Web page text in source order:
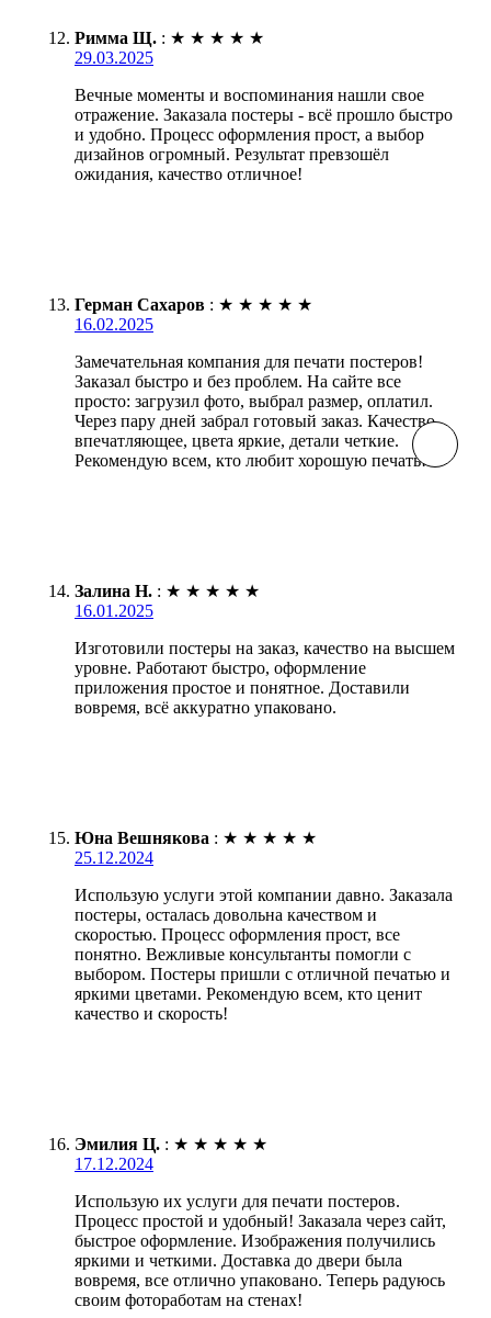
Римма Щ. : ★ ★ ★ ★ ★
29.03.2025
Вечные моменты и воспоминания нашли свое
отражение. Заказала постеры - всё прошло быстро
и удобно. Процесс оформления прост, а выбор
дизайнов огромный. Результат превзошёл
ожидания, качество отличное!
Герман Сахаров : ★ ★ ★ ★ ★
16.02.2025
Замечательная компания для печати постеров!
Заказал быстро и без проблем. На сайте все
просто: загрузил фото, выбрал размер, оплатил.
Через пару дней забрал готовый заказ. Качество
впечатляющее, цвета яркие, детали четкие.
Рекомендую всем, кто любит хорошую печать!
Залина Н. : ★ ★ ★ ★ ★
16.01.2025
Изготовили постеры на заказ, качество на высшем
уровне. Работают быстро, оформление
приложения простое и понятное. Доставили
вовремя, всё аккуратно упаковано.
Юна Вешнякова : ★ ★ ★ ★ ★
25.12.2024
Использую услуги этой компании давно. Заказала
постеры, осталась довольна качеством и
скоростью. Процесс оформления прост, все
понятно. Вежливые консультанты помогли с
выбором. Постеры пришли с отличной печатью и
яркими цветами. Рекомендую всем, кто ценит
качество и скорость!
Эмилия Ц. : ★ ★ ★ ★ ★
17.12.2024
Использую их услуги для печати постеров.
Процесс простой и удобный! Заказала через сайт,
быстрое оформление. Изображения получились
яркими и четкими. Доставка до двери была
вовремя, все отлично упаковано. Теперь радуюсь
своим фотоработам на стенах!